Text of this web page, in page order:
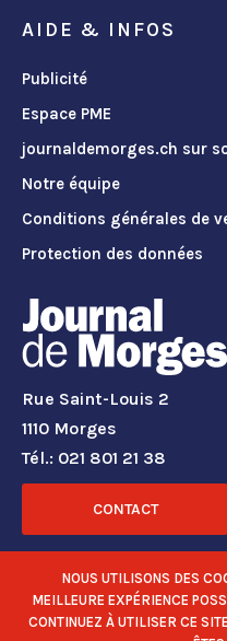
AIDE & INFOS
Publicité
Espace PME
journaldemorges.ch sur
Notre équipe
Conditions générales de
Protection des données
Rue Saint-Louis 2
1110 Morges
Tél.: 021 801 21 38
CONTACT
RÉSEAUX
NOUS UTILISONS DES
MEILLEURE EXPÉRIENCE
CONTINUEZ À UTILISER CE